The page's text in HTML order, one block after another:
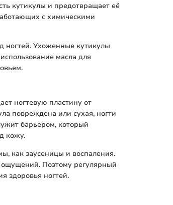
кутикулы и предотвращает её
с химическими
ногтей. Ухоженные кутикулы
масла для
ногтевую пластину от
повреждена или сухая, ногти
барьером, который
кожу.
как заусеницы и воспаления.
ощущений. Поэтому регулярный
здоровья ногтей.